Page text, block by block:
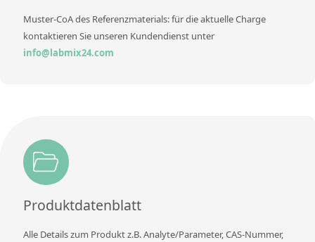
Muster-CoA des Referenzmaterials: für die aktuelle Charge
kontaktieren Sie unseren Kundendienst unter
info@labmix24.com
Produktdatenblatt
Alle Details zum Produkt z.B. Analyte/Parameter, CAS-Nummer,